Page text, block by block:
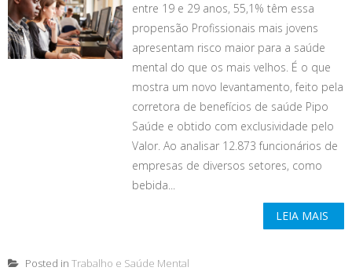
entre 19 e 29 anos, 55,1% têm essa
propensão Profissionais mais jovens
apresentam risco maior para a saúde
mental do que os mais velhos. É o que
mostra um novo levantamento, feito pela
corretora de benefícios de saúde Pipo
Saúde e obtido com exclusividade pelo
Valor. Ao analisar 12.873 funcionários de
empresas de diversos setores, como
bebida...
LEIA MAIS
Posted in Trabalho e Saúde Mental